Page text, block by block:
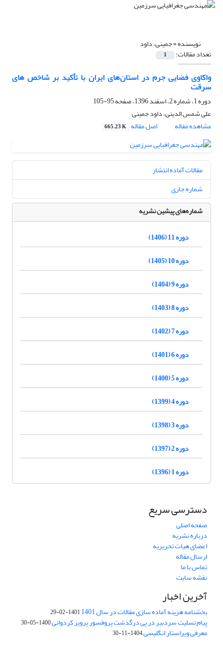
نویسنده =جمینی، داود
تعداد مقالات: 1
واکاوی فضایی جرم در استان‌های ایران با تأکید بر شاخص های
سرقت
دوره 1، شماره 2، اسفند 1396، صفحه
95-105
علی شمس الدینی، داود جمینی
مشاهده مقاله
اصل مقاله 665.23 K
مقالات آماده انتشار
شماره جاری
شماره‌های پیشین نشریه
دوره 11 (1406)
دوره 10 (1405)
دوره 9 (1404)
دوره 8 (1403)
دوره 7 (1402)
دوره 6 (1401)
دوره 5 (1400)
دوره 4 (1399)
دوره 3 (1398)
دوره 2 (1397)
دوره 1 (1396)
دسترسی سریع
صفحه اصلی
درباره نشریه
اعضای هیات تحریریه
ارسال مقاله
تماس با ما
نقشه سایت
آخرین اخبار
بخشنامه هزینه آماده سازی مقالات در سال 1401 1401-02-29
پیام تسلیت سردبیر در پی درگذشت پروفسور پرویز کردوانی1400-05-30
معرفی ویراستار انگلیسی1404-11-30